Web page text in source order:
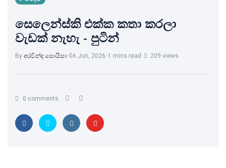
සෙලෙන්ස්කි එක්ක කතා කරලා
වැඩක් නැහැ - පුටින්
By අරවින්ද සොයිසා 06 Jun, 2026 1 mins read 209 views
0 comments